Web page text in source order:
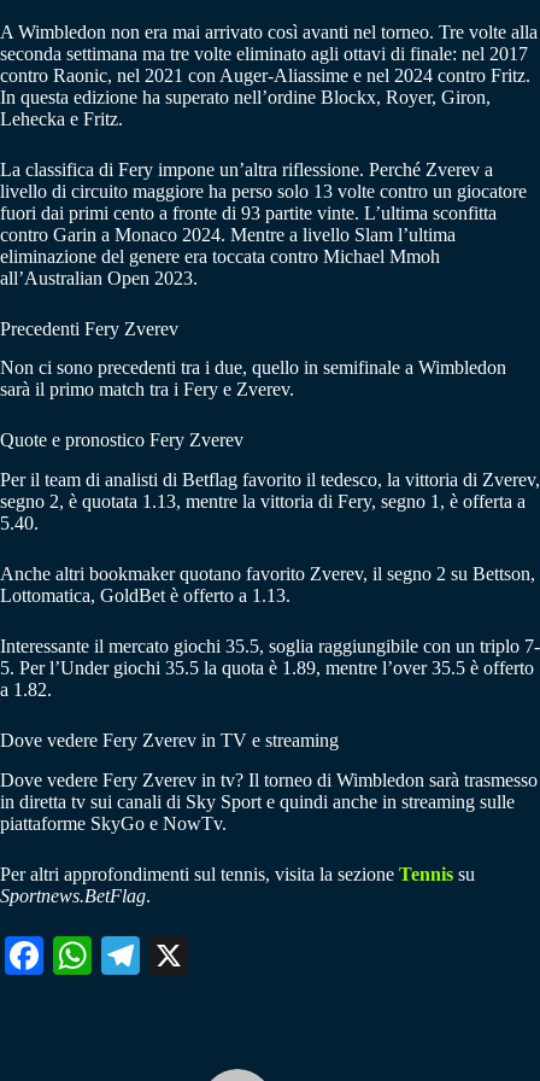
A Wimbledon non era mai arrivato così avanti nel torneo. Tre volte alla
seconda settimana ma tre volte eliminato agli ottavi di finale: nel 2017
contro Raonic, nel 2021 con Auger-Aliassime e nel 2024 contro Fritz.
In questa edizione ha superato nell’ordine Blockx, Royer, Giron,
Lehecka e Fritz.
La classifica di Fery impone un’altra riflessione. Perché Zverev a
livello di circuito maggiore ha perso solo 13 volte contro un giocatore
fuori dai primi cento a fronte di 93 partite vinte. L’ultima sconfitta
contro Garin a Monaco 2024. Mentre a livello Slam l’ultima
eliminazione del genere era toccata contro Michael Mmoh
all’Australian Open 2023.
Precedenti Fery Zverev
Non ci sono precedenti tra i due, quello in semifinale a Wimbledon
sarà il primo match tra i Fery e Zverev.
Quote e pronostico Fery Zverev
Per il team di analisti di Betflag favorito il tedesco, la vittoria di Zverev,
segno 2, è quotata 1.13, mentre la vittoria di Fery, segno 1, è offerta a
5.40.
Anche altri bookmaker quotano favorito Zverev, il segno 2 su Bettson,
Lottomatica, GoldBet è offerto a 1.13.
Interessante il mercato giochi 35.5, soglia raggiungibile con un triplo 7-
5. Per l’Under giochi 35.5 la quota è 1.89, mentre l’over 35.5 è offerto
a 1.82.
Dove vedere Fery Zverev in TV e streaming
Dove vedere Fery Zverev in tv? Il torneo di Wimbledon sarà trasmesso
in diretta tv sui canali di Sky Sport e quindi anche in streaming sulle
piattaforme SkyGo e NowTv.
Per altri approfondimenti sul tennis, visita la sezione Tennis su
Sportnews.BetFlag.
Fa W
Te